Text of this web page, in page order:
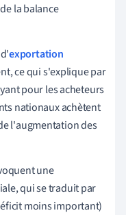
la balance
exportation
ce qui s'explique par
pour les acheteurs
nationaux achètent
l'augmentation des
une
qui se traduit par
moins important)